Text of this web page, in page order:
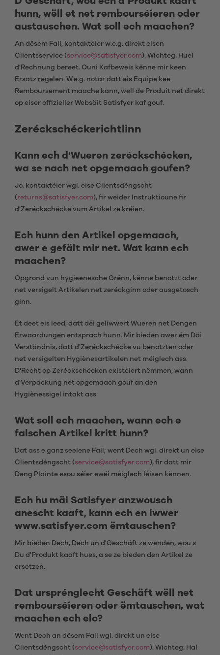
hunn, wëll et net rembourséieren oder
austauschen. Wat soll ech maachen?
An dësem Fall, kontaktéier w.e.g. direkt eisen
Clientsservice (service@satisfyer.com). Wichteg: Huel
d'Rechnung bereet. Ouni Kafbeweis kënne mir keen
Ersatz regelen. W.e.g. notar datt eis Equipe kee
Remboursement maache kann, well de Produit net direkt
op eiser offizieller Websäit Satisfyer kaf gouf.
Zeréckschéckerichtlinn
Kann ech d'Wueren zeréckschécken,
wa se nach net opgemaach goufen?
Jo, kontaktéier wgl. eise Clientsdéngscht
(returns@satisfyer.com), fir weider Instruktioune fir
d'Zeréckschécke vum Artikel ze kréien.
Ech hunn den Artikel opgemaach,
awer e gefält mir net. Wat kann ech
maachen?
Opgrond vun hygieenesche Grënn, kënne benotzt oder
net versigelt Artikelen net zeréckginn oder ausgetosch
ginn.
Et deet eis leed, datt déi geliwwert Wueren net Dengen
Erwaardungen entsprach hunn. Mir bieden awer ëm Däi
Verständnis, datt d'Zeréckschécke vu benotzten oder
net versigelten Hygiènesartikelen net méiglech ass.
D'Recht op Zeréckschécken existéiert nëmmen, wann
d'Verpackung net opgemaach gouf an den
Hygiènessigel intakt ass.
Wat soll ech maachen, wann ech e
falschen Artikel kritt hunn?
Dat ass e ganz seelene Fall; went Dech wgl. direkt un eise
Clientsdéngscht (service@satisfyer.com), fir datt mir
Deng Plainte esou séier ewéi méiglech léisen kënnen.
Ech hu mäi Satisfyer anzwousch
anescht kaaft, kann ech en iwwer
www.satisfyer.com ëmtauschen?
Mir bieden Dech, Dech un d'Geschäft ze wenden, wou s
Du d'Produkt kaaft hues, a se ze bieden den Artikel ze
ersetzen.
Dat ursprénglecht Geschäft wëll net
rembourséieren oder ëmtauschen, wat
maachen ech elo?
Went Dech an dësem Fall wgl. direkt un eise
Clientsdéngscht (service@satisfyer.com). Wichteg: Hal